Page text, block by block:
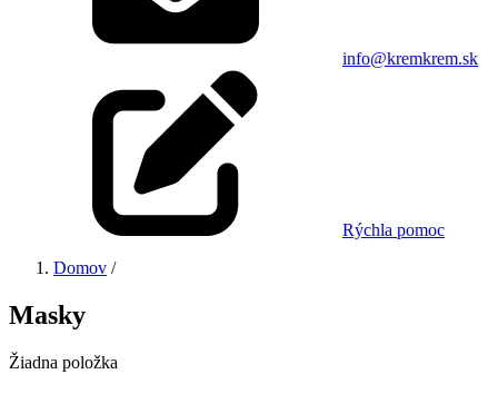
info@kremkrem.sk
Rýchla pomoc
Domov /
Masky
Žiadna položka